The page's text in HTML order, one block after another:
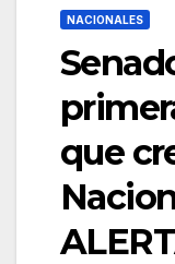
NACIONALES
que